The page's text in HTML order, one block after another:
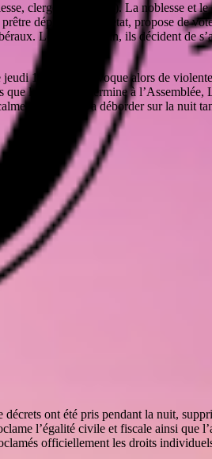
clergé et tiers-état). La noblesse et
député du tiers-état, propose de
Le lundi 17 juin, ils décident de
11 juillet, provoque alors de
la séance se termine à
La séance va déborder sur la nuit
ont été pris pendant la nuit,
l’égalité civile et fiscale ainsi que
officiellement les droits